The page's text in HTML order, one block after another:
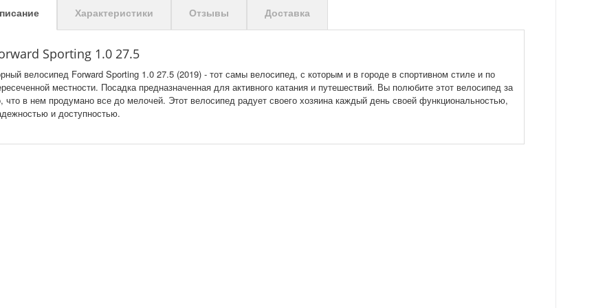
Характеристики Отзывы Доставка
Sporting 1.0 27.5
велосипед Forward Sporting 1.0 27.5 (2019) - тот самы велосипед, с которым и в городе в спортивном стиле и по
местности. Посадка предназначенная для активного катания и путешествий. Вы полюбите этот велосипед за
что в нем продумано все до мелочей. Этот велосипед радует своего хозяина каждый день своей функциональностью,
и доступностью.